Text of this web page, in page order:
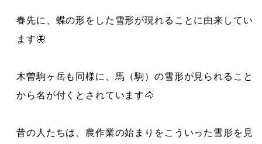
春先に、蝶の形をした雪形が現れることに由来してい
ます🦋
木曽駒ヶ岳も同様に、馬（駒）の雪形が見られること
から名が付くとされています🐴
昔の人たちは、農作業の始まりをこういった雪形を見